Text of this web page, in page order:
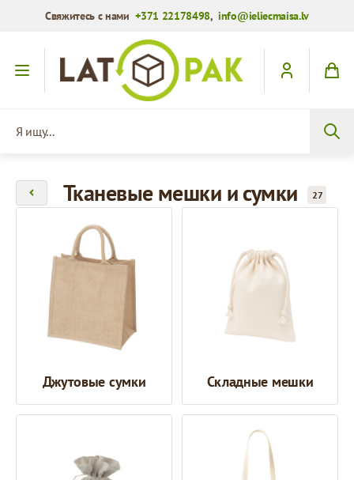
Свяжитесь с нами+371 22178498,info@ieliecmaisa.lv
Перейти к содержимому
Тканевые мешки и сумки 27
Джутовые сумки Складные мешки